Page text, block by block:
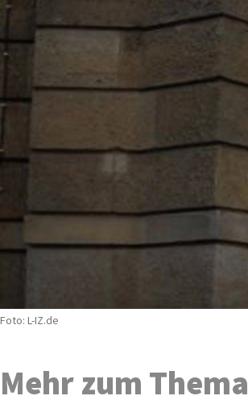
Foto: L-IZ.de
Mehr zum Thema